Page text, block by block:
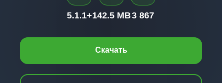
Скачать
5.1.1+142.5 MB3 867